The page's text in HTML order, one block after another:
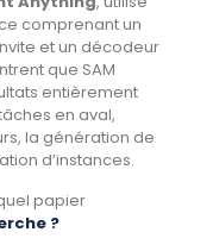
comprenant un
et un décodeur
que SAM
entièrement
en aval,
la génération de
d’instances.
?